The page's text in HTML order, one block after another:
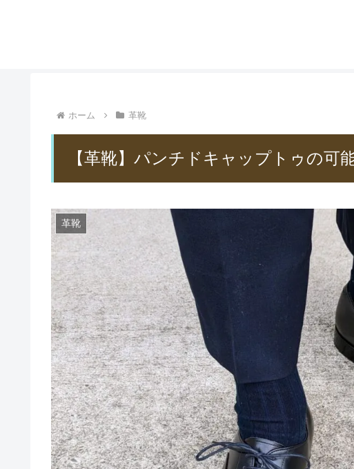
ホーム 革靴
【革靴】パンチドキャップトゥの可
革靴